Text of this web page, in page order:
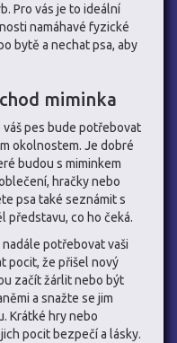
Pro vás je to ideální
namáhavé fyzické
bytě a nechat psa, aby
miminka
pes bude potřebovat
okolnostem. Je dobré
budou s miminkem
hračky nebo
psa také seznámit s
představu, co ho čeká.
potřebovat vaši
pocit, že přišel nový
začít žárlit nebo být
a snažte se jim
Krátké hry nebo
pocit bezpečí a lásky.